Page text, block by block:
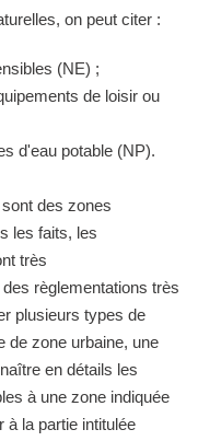
on peut citer :
(NE) ;
de loisir ou
d'eau potable (NP).
des zones
les faits, les
très
règlementations très
plusieurs types de
de zone urbaine, une
en détails les
à une zone indiquée
à la partie intitulée